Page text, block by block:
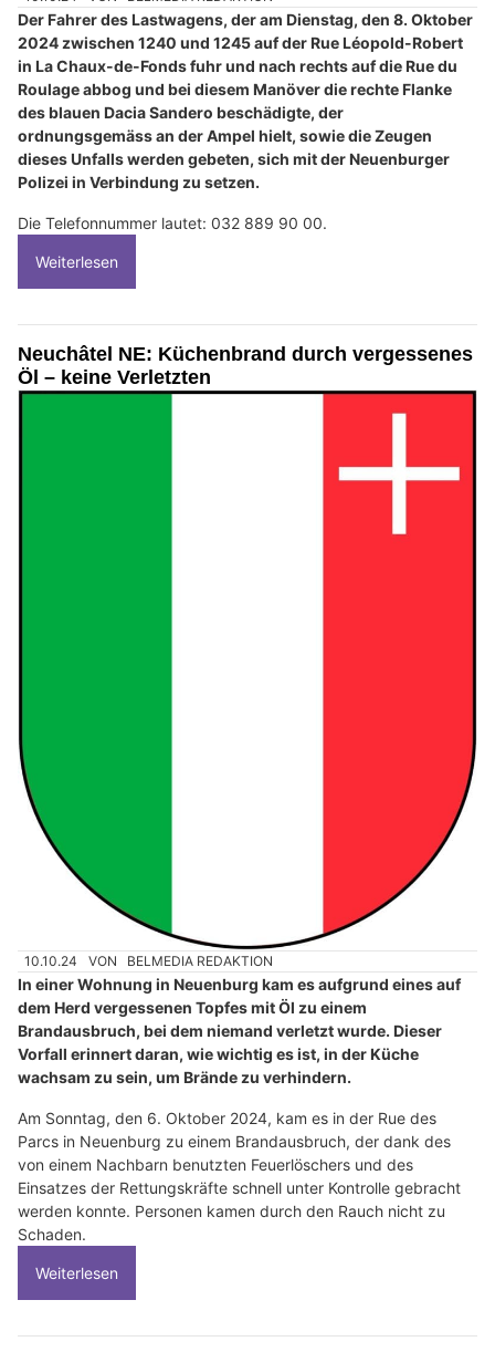
Der Fahrer des Lastwagens, der am Dienstag, den 8. Oktober
2024 zwischen 1240 und 1245 auf der Rue Léopold-Robert
in La Chaux-de-Fonds fuhr und nach rechts auf die Rue du
Roulage abbog und bei diesem Manöver die rechte Flanke
des blauen Dacia Sandero beschädigte, der
ordnungsgemäss an der Ampel hielt, sowie die Zeugen
dieses Unfalls werden gebeten, sich mit der Neuenburger
Polizei in Verbindung zu setzen.
Die Telefonnummer lautet: 032 889 90 00.
Weiterlesen
Neuchâtel NE: Küchenbrand durch vergessenes
Öl – keine Verletzten
10.10.24 VON BELMEDIA REDAKTION
In einer Wohnung in Neuenburg kam es aufgrund eines auf
dem Herd vergessenen Topfes mit Öl zu einem
Brandausbruch, bei dem niemand verletzt wurde. Dieser
Vorfall erinnert daran, wie wichtig es ist, in der Küche
wachsam zu sein, um Brände zu verhindern.
Am Sonntag, den 6. Oktober 2024, kam es in der Rue des
Parcs in Neuenburg zu einem Brandausbruch, der dank des
von einem Nachbarn benutzten Feuerlöschers und des
Einsatzes der Rettungskräfte schnell unter Kontrolle gebracht
werden konnte. Personen kamen durch den Rauch nicht zu
Schaden.
Weiterlesen